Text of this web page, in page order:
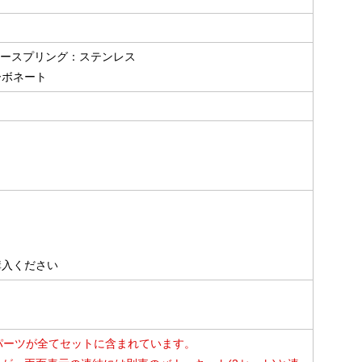
スプリング：ステンレス
ネート
ください
ツが全てセットに含まれています。